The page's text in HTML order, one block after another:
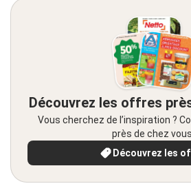
Découvrez les offres
Vous cherchez de l’inspiration ?
près de chez
Découvrez les